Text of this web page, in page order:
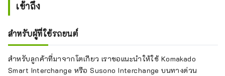
เข้าถึง
สำหรับผู้ที่ใช้รถยนต์
สำหรับลูกค้าที่มาจากโตเกียว เราขอแนะนำให้ใช้ Komakado
Smart Interchange หรือ Susono Interchange บนทางด่วน